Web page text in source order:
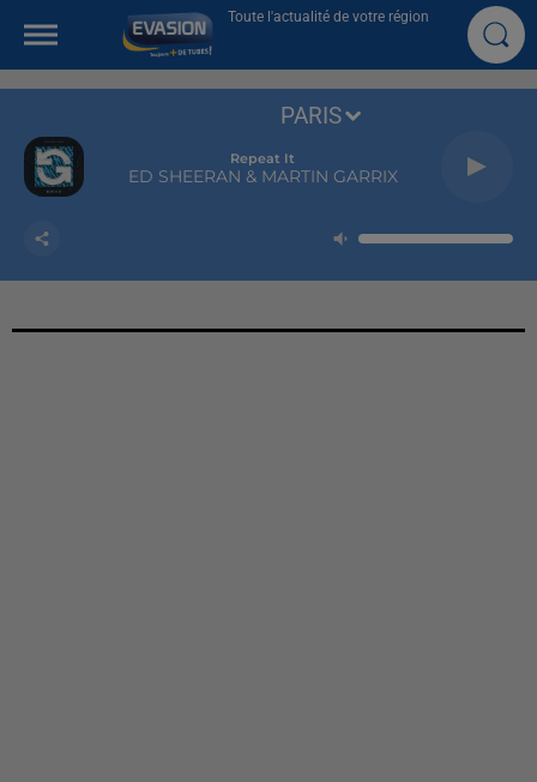
Toute l'actualité de votre région
Repeat It
ED SHEERAN & MARTIN GARRIX
PARIS